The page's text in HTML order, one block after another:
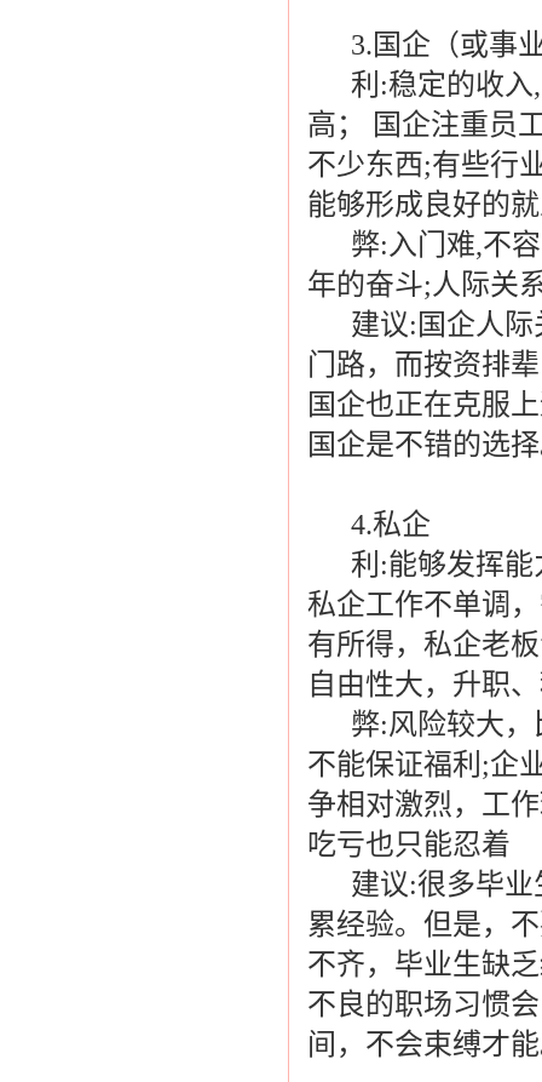
3.国企（或事
利:稳定的收入,
高； 国企注重员
不少东西;有些行
能够形成良好的
弊:入门难,不容
年的奋斗;人际关
建议:国企人际
门路，而按资排
国企也正在克服
国企是不错的选
4.私企
利:能够发挥能
私企工作不单调
有所得，私企老
自由性大，升职
弊:风险较大，
不能保证福利;企
争相对激烈，工
吃亏也只能忍着
建议:很多毕业
累经验。但是，
不齐，毕业生缺
不良的职场习惯
间，不会束缚才